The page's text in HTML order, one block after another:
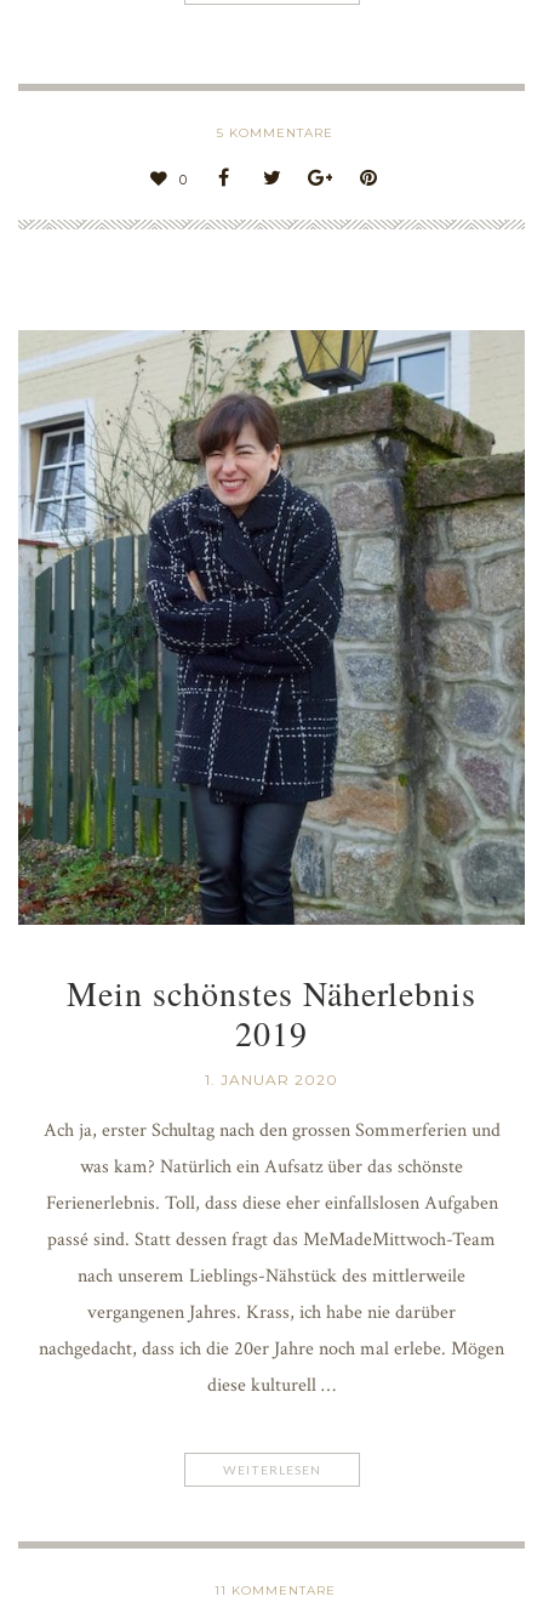
5 KOMMENTARE
0
Mein schönstes Näherlebnis
2019
1. JANUAR 2020
Ach ja, erster Schultag nach den grossen Sommerferien und
was kam? Natürlich ein Aufsatz über das schönste
Ferienerlebnis. Toll, dass diese eher einfallslosen Aufgaben
passé sind. Statt dessen fragt das MeMadeMittwoch-Team
nach unserem Lieblings-Nähstück des mittlerweile
vergangenen Jahres. Krass, ich habe nie darüber
nachgedacht, dass ich die 20er Jahre noch mal erlebe. Mögen
diese kulturell …
WEITERLESEN
11 KOMMENTARE